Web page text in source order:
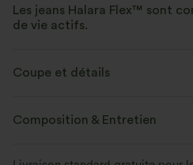
Les jeans Halara Flex™ sont
de vie actifs.
sport, le denim Halara Flex™ vous
permettant de bouger librement.
Extensible dans les 4 sens
Aussi confortable qu’un legging
Coupe et détails
Taille croisée Poches arrière
Composition & Entretien